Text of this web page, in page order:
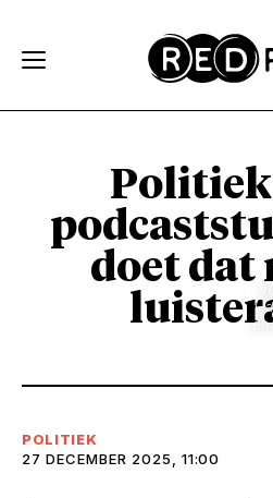
Politiek
doet dat
en
POLITIEK
27 DECEMBER 2025, 11:00